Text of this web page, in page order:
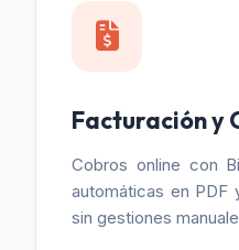
Facturación y
Cobros online con
automáticas en PDF
sin gestiones